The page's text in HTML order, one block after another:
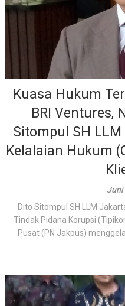
Kuasa Hukum
BRI Ventures,
Sitompul SH
Kelalaian Hukum
Juni
Dito Sitompul SH LLM
Tindak Pidana Korupsi
Pusat (PN Jakpus)